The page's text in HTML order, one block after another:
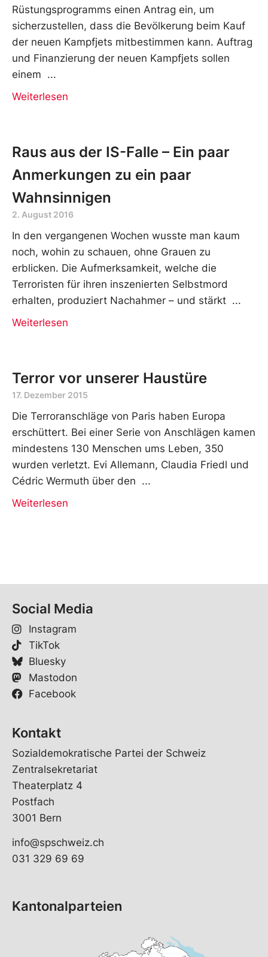
Rüstungsprogramms einen Antrag ein, um
sicherzustellen, dass die Bevölkerung beim Kauf
der neuen Kampfjets mitbestimmen kann. Auftrag
und Finanzierung der neuen Kampfjets sollen
einem
Weiterlesen
Raus aus der IS-Falle – Ein paar
Anmerkungen zu ein paar
Wahnsinnigen
2. August 2016
In den vergangenen Wochen wusste man kaum
noch, wohin zu schauen, ohne Grauen zu
erblicken. Die Aufmerksamkeit, welche die
Terroristen für ihren inszenierten Selbstmord
erhalten, produziert Nachahmer – und stärkt
Weiterlesen
Terror vor unserer Haustüre
17. Dezember 2015
Die Terroranschläge von Paris haben Europa
erschüttert. Bei einer Serie von Anschlägen kamen
mindestens 130 Menschen ums Leben, 350
wurden verletzt. Evi Allemann, Claudia Friedl und
Cédric Wermuth über den
Weiterlesen
Social Media
Instagram
TikTok
Bluesky
Mastodon
Facebook
Kontakt
Sozialdemokratische Partei der Schweiz
Zentralsekretariat
Theaterplatz 4
Postfach
3001 Bern
info@spschweiz.ch
031 329 69 69
Kantonalparteien